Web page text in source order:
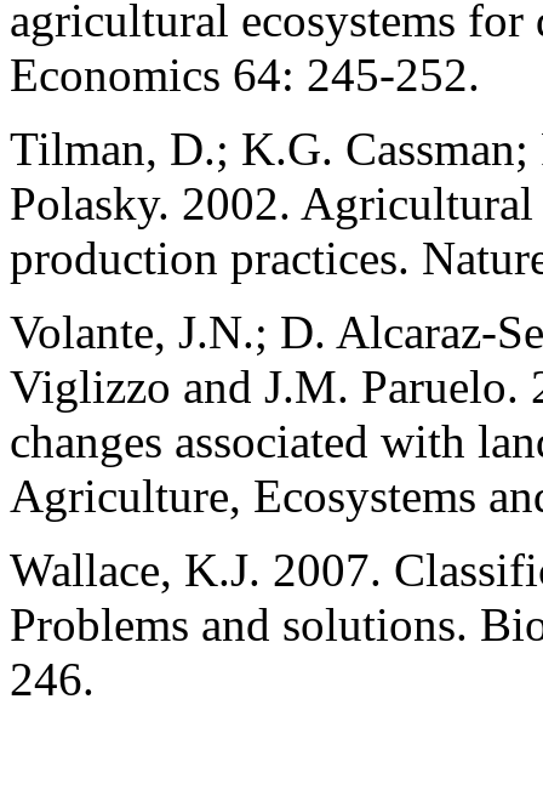
agricultural ecosystems
Economics 64: 245-252.
Tilman, D.; K.G.
Polasky. 2002.
production practices.
Volante, J.N.; D. Alcaraz-
Viglizzo and J.M. Paruelo.
changes associated with
Agriculture, Ecosystems
Wallace, K.J. 2007.
Problems and solutions.
246.